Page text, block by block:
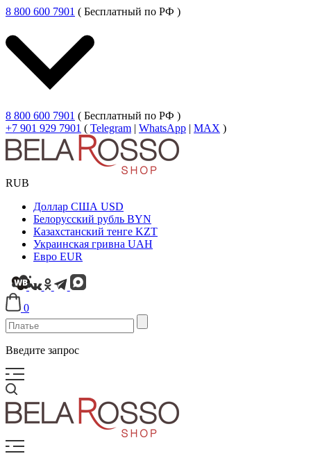
8 800 600 7901 ( Бесплатный по РФ )
8 800 600 7901 ( Бесплатный по РФ )
+7 901 929 7901 ( Telegram | WhatsApp | MAX )
RUB
Доллар США USD
Белорусский рубль BYN
Казахстанский тенге KZT
Украинская гривна UAH
Евро EUR
0
Введите запрос